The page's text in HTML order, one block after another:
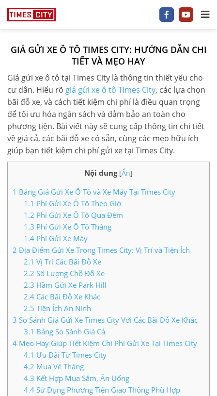
1 P/NGỦ
2 P/NGỦ
3–5 P/NGỦ
TIMES CITY
PARK HILL
PARK PREMIUM
TIN TỨC
VIDEO
LIÊN HỆ TIMES CITY
GIÁ GỬI XE Ô TÔ TIMES CITY: HƯỚNG DẪN CHI
TIẾT VÀ MẸO HAY
Giá gửi xe ô tô tại Times City là thông tin thiết yếu cho
cư dân. Hiểu rõ giá gửi xe ô tô Times City, các lựa chọn
bãi đỗ xe, và cách tiết kiệm chi phí là điều quan trọng
để tối ưu hóa ngân sách và đảm bảo an toàn cho
phương tiện. Bài viết này sẽ cung cấp thông tin chi tiết
về giá cả, các bãi đỗ xe có sẵn, cùng các mẹo hữu ích
giúp bạn tiết kiệm chi phí gửi xe tại Times City.
Nội dung [Ẩn]
1 Bảng Giá Gửi Xe Ô Tô và Xe Máy Tại Times City
1.1 Phí Gửi Xe Ô Tô Theo Giờ
1.2 Phí Gửi Xe Ô Tô Qua Đêm
1.3 Phí Gửi Xe Ô Tô Tháng
1.4Phí Gửi Xe Máy
2 Địa Điểm Gửi Xe Trong Times City: Vị Trí và Tiện Ích
2.1 Vị Trí Các Bãi Đỗ Xe
2.2 Số Lượng Chỗ Đỗ Xe
2.3 Hầm Gửi Xe Park Hill
2.4Các Bãi Đỗ Xe Khác
2.5 Tiện Ích An Ninh
3 So Sánh Giá Gửi Xe Times City Với Các Bãi Đỗ Xe Khác
3.1 Bảng So Sánh Giá Cả
4 Mẹo Hay Giúp Tiết Kiệm Chi Phí Gửi Xe Tại Times City
4.1 Ưu Đãi Từ Times City
4.2 Mua Vé Tháng
4.3 Kết Hợp Mua Sắm, Ăn Uống
4.4Sử Dụng Phương Tiện Giao Thông Phù Hợp